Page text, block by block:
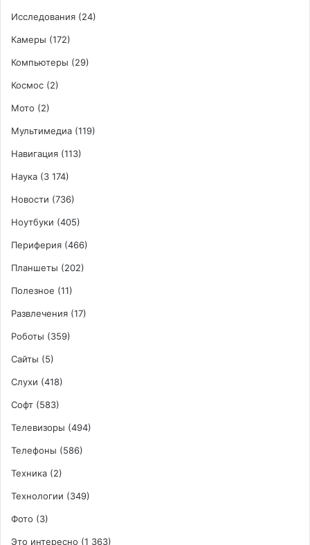
Исследования (24)
Камеры (172)
Компьютеры (29)
Космос (2)
Мото (2)
Мультимедиа (119)
Навигация (113)
Наука (3 174)
Новости (736)
Ноутбуки (405)
Периферия (466)
Планшеты (202)
Полезное (11)
Развлечения (17)
Роботы (359)
Сайты (5)
Слухи (418)
Софт (583)
Телевизоры (494)
Телефоны (586)
Техника (2)
Технологии (349)
Фото (3)
Это интересно (1 363)